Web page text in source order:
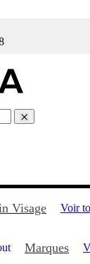
fait peau neuve
Visage Voir
Marques